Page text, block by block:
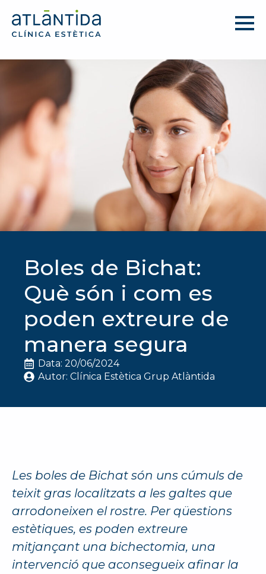
Boles de Bichat:
Què són i com es
poden extreure de
manera segura
Data: 20/06/2024
Autor: Clínica Estètica Grup Atlàntida
Les boles de Bichat són uns cúmuls de
teixit gras localitzats a les galtes que
arrodoneixen el rostre. Per qüestions
estètiques, es poden extreure
mitjançant una bichectomia, una
intervenció que aconsegueix afinar la